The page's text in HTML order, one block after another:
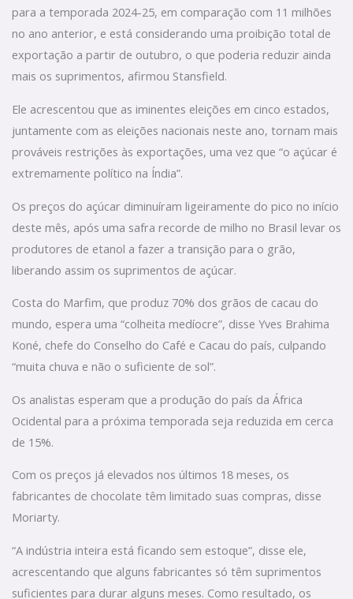
para a temporada 2024-25, em comparação com 11 milhões
no ano anterior, e está considerando uma proibição total de
exportação a partir de outubro, o que poderia reduzir ainda
mais os suprimentos, afirmou Stansfield.
Ele acrescentou que as iminentes eleições em cinco estados,
juntamente com as eleições nacionais neste ano, tornam mais
prováveis restrições às exportações, uma vez que “o açúcar é
extremamente político na Índia”.
Os preços do açúcar diminuíram ligeiramente do pico no início
deste mês, após uma safra recorde de milho no Brasil levar os
produtores de etanol a fazer a transição para o grão,
liberando assim os suprimentos de açúcar.
Costa do Marfim, que produz 70% dos grãos de cacau do
mundo, espera uma “colheita medíocre”, disse Yves Brahima
Koné, chefe do Conselho do Café e Cacau do país, culpando
“muita chuva e não o suficiente de sol”.
Os analistas esperam que a produção do país da África
Ocidental para a próxima temporada seja reduzida em cerca
de 15%.
Com os preços já elevados nos últimos 18 meses, os
fabricantes de chocolate têm limitado suas compras, disse
Moriarty.
“A indústria inteira está ficando sem estoque”, disse ele,
acrescentando que alguns fabricantes só têm suprimentos
suficientes para durar alguns meses. Como resultado, os